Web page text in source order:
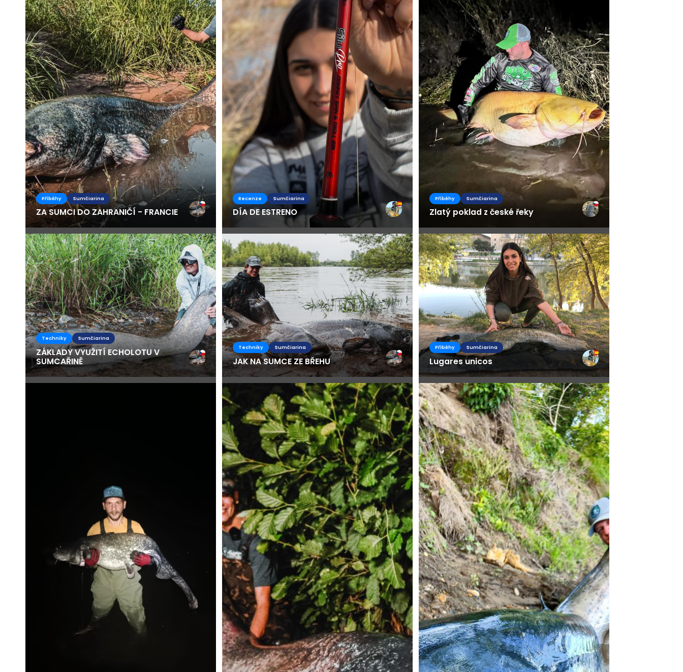
Příběhy Sumčiarina
ZA SUMCI DO ZAHRANIČÍ - FRANCIE
Recenze Sumčiarina
DÍA DE ESTRENO
Příběhy Sumčiarina
Zlatý poklad z české řeky
Techniky Sumčiarina
ZÁKLADY VYUŽITÍ ECHOLOTU V
SUMCAŘINĚ
Techniky Sumčiarina
JAK NA SUMCE ZE BŘEHU
Příběhy Sumčiarina
Lugares unicos